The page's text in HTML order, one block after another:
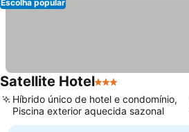
Escolha popular
Satellite Hotel3 Estrelas
Híbrido único de hotel e condomínio,
Piscina exterior aquecida sazonal